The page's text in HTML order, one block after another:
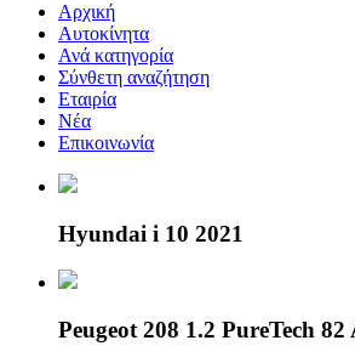
Αρχική
Αυτοκίνητα
Ανά κατηγορία
Σύνθετη αναζήτηση
Εταιρία
Νέα
Επικοινωνία
Hyundai i 10 2021
Peugeot 208 1.2 PureTech